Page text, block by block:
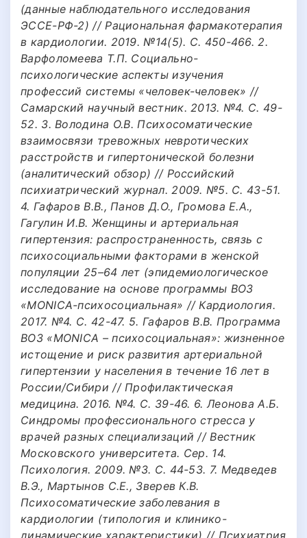
(данные наблюдательного исследования
ЭССЕ-РФ-2) // Рациональная фармакотерапия
в кардиологии. 2019. №14(5). С. 450-466. 2.
Варфоломеева Т.П. Социально-
психологические аспекты изучения
профессий системы «человек-человек» //
Самарский научный вестник. 2013. №4. С. 49-
52. 3. Володина О.В. Психосоматические
взаимосвязи тревожных невротических
расстройств и гипертонической болезни
(аналитический обзор) // Российский
психиатрический журнал. 2009. №5. С. 43-51.
4. Гафаров В.В., Панов Д.О., Громова Е.А.,
Гагулин И.В. Женщины и артериальная
гипертензия: распространенность, связь с
психосоциальными факторами в женской
популяции 25–64 лет (эпидемиологическое
исследование на основе программы ВОЗ
«MONICA-психосоциальная» // Кардиология.
2017. №4. С. 42-47. 5. Гафаров В.В. Программа
ВОЗ «MONICA – психосоциальная»: жизненное
истощение и риск развития артериальной
гипертензии у населения в течение 16 лет в
России/Сибири // Профилактическая
медицина. 2016. №4. С. 39-46. 6. Леонова А.Б.
Синдромы профессионального стресса у
врачей разных специализаций // Вестник
Московского университета. Сер. 14.
Психология. 2009. №3. С. 44-53. 7. Медведев
В.Э., Мартынов С.Е., Зверев К.В.
Психосоматические заболевания в
кардиологии (типология и клинико-
динамические характеристики) // Психиатрия